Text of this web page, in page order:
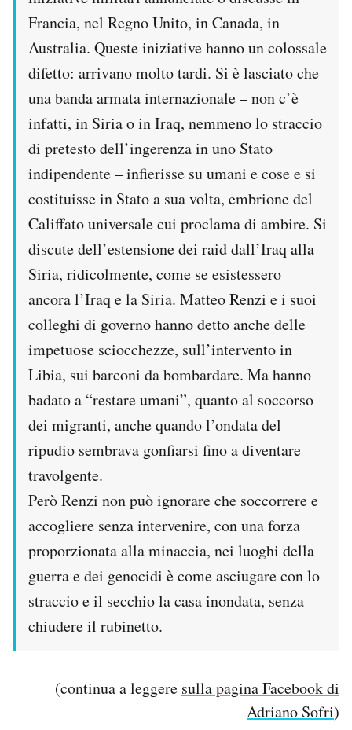
Francia, nel Regno Unito, in Canada, in
Australia. Queste iniziative hanno un colossale
difetto: arrivano molto tardi. Si è lasciato che
una banda armata internazionale – non c’è
infatti, in Siria o in Iraq, nemmeno lo straccio
di pretesto dell’ingerenza in uno Stato
indipendente – infierisse su umani e cose e si
costituisse in Stato a sua volta, embrione del
Califfato universale cui proclama di ambire. Si
discute dell’estensione dei raid dall’Iraq alla
Siria, ridicolmente, come se esistessero
ancora l’Iraq e la Siria. Matteo Renzi e i suoi
colleghi di governo hanno detto anche delle
impetuose sciocchezze, sull’intervento in
Libia, sui barconi da bombardare. Ma hanno
badato a “restare umani”, quanto al soccorso
dei migranti, anche quando l’ondata del
ripudio sembrava gonfiarsi fino a diventare
travolgente.
Però Renzi non può ignorare che soccorrere e
accogliere senza intervenire, con una forza
proporzionata alla minaccia, nei luoghi della
guerra e dei genocidi è come asciugare con lo
straccio e il secchio la casa inondata, senza
chiudere il rubinetto.
(continua a leggere sulla pagina Facebook di
Adriano Sofri)